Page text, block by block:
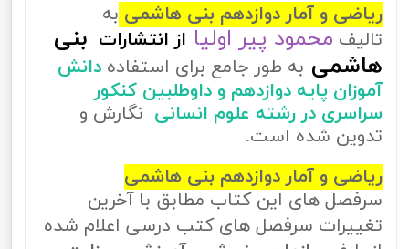
ریاضی و آمار دوازدهم بنی هاشمی به
تالیف محمود پیر اولیا از انتشارات بنی
هاشمی به طور جامع برای استفاده دانش
آموزان پایه دوازدهم و داوطلبین کنکور
سراسری در رشته علوم انسانی نگارش و
تدوین شده است.
ریاضی و آمار دوازدهم بنی هاشمی
سرفصل های این کتاب مطابق با آخرین
تغییرات سرفصل های کتب درسی اعلام شده